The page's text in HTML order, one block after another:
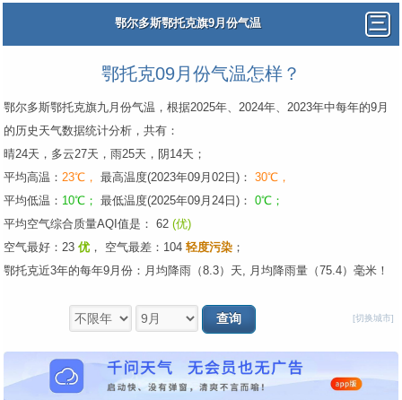
鄂尔多斯鄂托克旗9月份气温
鄂托克09月份气温怎样？
鄂尔多斯鄂托克旗九月份气温，根据2025年、2024年、2023年中每年的9月
的历史天气数据统计分析，共有：
晴24天，多云27天，雨25天，阴14天；
平均高温： 23℃， 最高温度(2023年09月02日)： 30℃，
平均低温： 10℃； 最低温度(2025年09月24日)： 0℃；
平均空气综合质量AQI值是： 62 (优)
空气最好：23 优 ， 空气最差：104 轻度污染 ；
鄂托克近3年的每年9月份：月均降雨（8.3）天, 月均降雨量（75.4）毫米！
[切换城市]